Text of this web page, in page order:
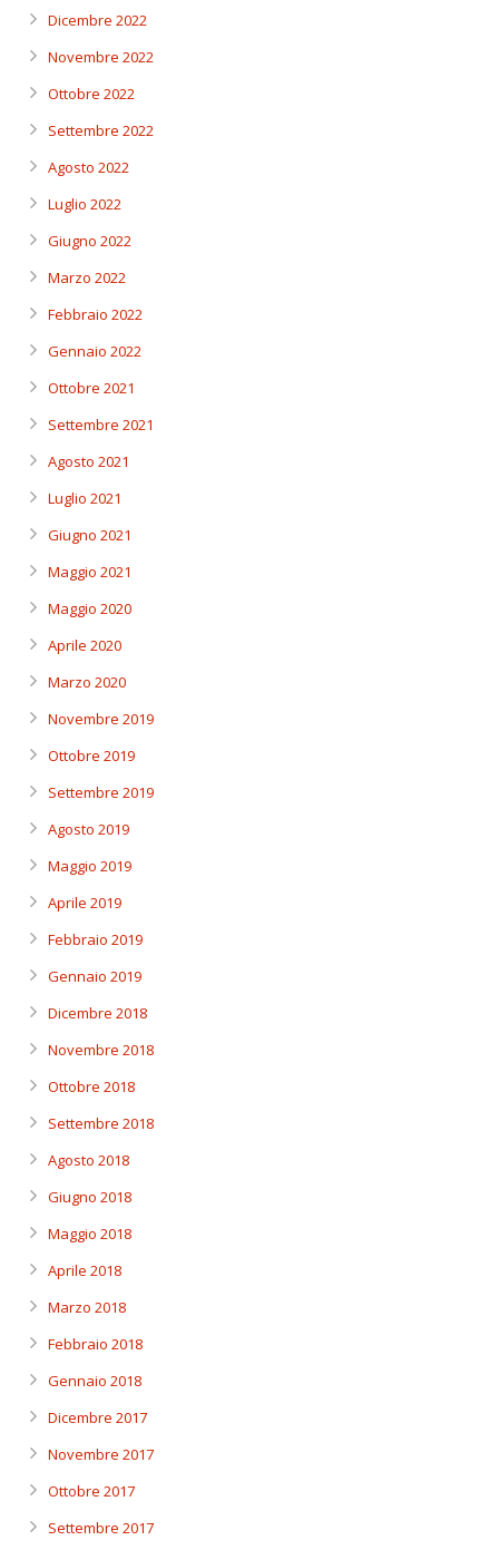
Dicembre 2022
Novembre 2022
Ottobre 2022
Settembre 2022
Agosto 2022
Luglio 2022
Giugno 2022
Marzo 2022
Febbraio 2022
Gennaio 2022
Ottobre 2021
Settembre 2021
Agosto 2021
Luglio 2021
Giugno 2021
Maggio 2021
Maggio 2020
Aprile 2020
Marzo 2020
Novembre 2019
Ottobre 2019
Settembre 2019
Agosto 2019
Maggio 2019
Aprile 2019
Febbraio 2019
Gennaio 2019
Dicembre 2018
Novembre 2018
Ottobre 2018
Settembre 2018
Agosto 2018
Giugno 2018
Maggio 2018
Aprile 2018
Marzo 2018
Febbraio 2018
Gennaio 2018
Dicembre 2017
Novembre 2017
Ottobre 2017
Settembre 2017